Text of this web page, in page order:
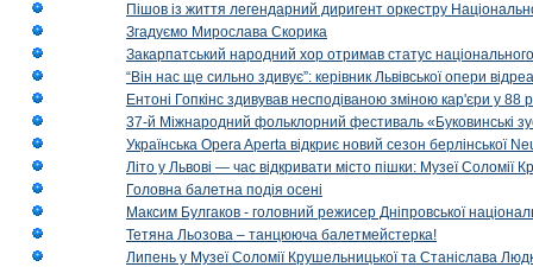
Пішов із життя легендарний диригент оркестру
Згадуємо Мирослава Скорика
Закарпатський народний хор отримав статус національного
“Він нас ще сильно здивує”: керівник Львівської опери
Ентоні Гопкінс здивував несподіваною зміною кар'єри у 88
37-й Міжнародний фольклорний фестиваль «Буковинські
Українська Opera Aperta відкриє новий сезон берлінської
Літо у Львові — час відкривати місто пішки: Музеї Соломії
Головна балетна подія осені
Максим Булгаков - головний режисер Дніпровської
Тетяна Льозова – танцююча балетмейстерка!
Липень у Музеї Соломії Крушельницької та Станіслава